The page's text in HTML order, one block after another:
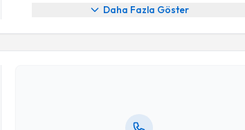
Daha Fazla Göster
Randevu Takvimi Talebi
Doç. Dr. Mustafa Taş